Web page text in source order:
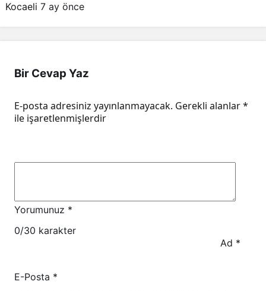
Kocaeli 7 ay önce
Bir Cevap Yaz
E-posta adresiniz yayınlanmayacak. Gerekli alanlar*
ile işaretlenmişlerdir
Yorumunuz *
0/30 karakter
Ad *
E-Posta *